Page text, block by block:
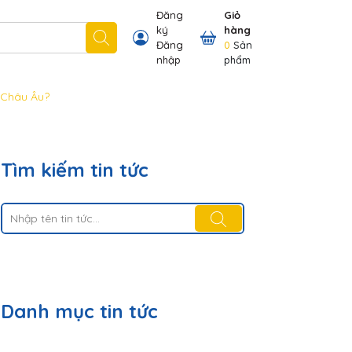
nhãn hiệu chúng tôi có Thông tin khách hàng
Đăng
ký
Đăng
nhập
Giỏ
hàng
0 Sản
phẩm
Âu?
Tìm kiếm tin tức
Danh mục tin tức